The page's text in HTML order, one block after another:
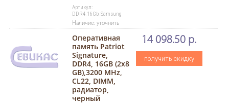
Артикул:
DDR4_16Gb_Samsung
Наличие: уточнить
Оперативная
память Patriot
Signature,
DDR4, 16GB (2x8
GB),3200 MHz,
CL22, DIMM,
радиатор,
черный
14 098.50 р.
получить скидку